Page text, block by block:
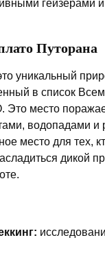
гейзерами
Путорана
уникальный
в список
место
водопадами и
место для тех,
дикой